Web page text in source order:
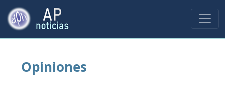
Opiniones